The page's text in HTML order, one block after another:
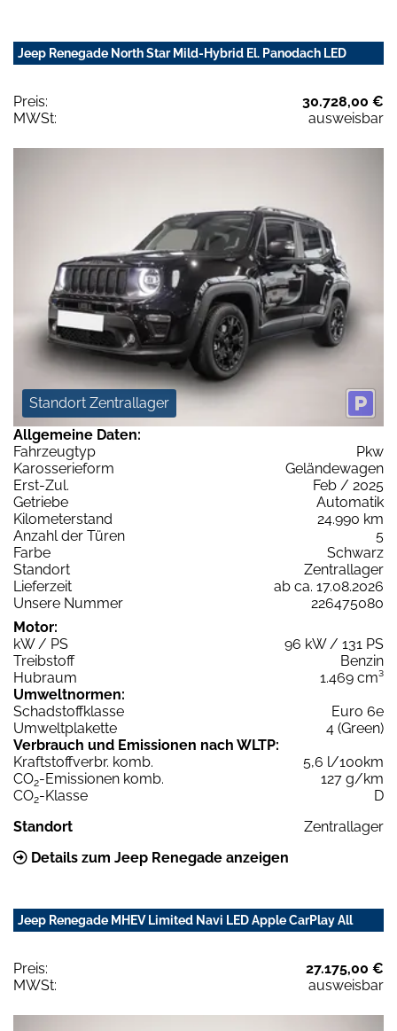
Jeep Renegade North Star Mild-Hybrid El. Panodach LED
Preis:
30.728,00 €
MWSt:
ausweisbar
Standort Zentrallager
Allgemeine Daten:
Fahrzeugtyp
Pkw
Karosserieform
Geländewagen
Erst-Zul.
Feb / 2025
Getriebe
Automatik
Kilometerstand
24.990 km
Anzahl der Türen
5
Farbe
Schwarz
Standort
Zentrallager
Lieferzeit
ab ca. 17.08.2026
Unsere Nummer
226475080
Motor:
kW / PS
96 kW / 131 PS
Treibstoff
Benzin
Hubraum
1.469 cm³
Umweltnormen:
Schadstoffklasse
Euro 6e
Umweltplakette
4 (Green)
Verbrauch und Emissionen nach WLTP:
Kraftstoffverbr. komb.
5,6 l/100km
CO2-Emissionen komb.
127 g/km
CO2-Klasse
D
Standort
Zentrallager
Details zum Jeep Renegade anzeigen
Jeep Renegade MHEV Limited Navi LED Apple CarPlay All
Preis:
27.175,00 €
MWSt:
ausweisbar